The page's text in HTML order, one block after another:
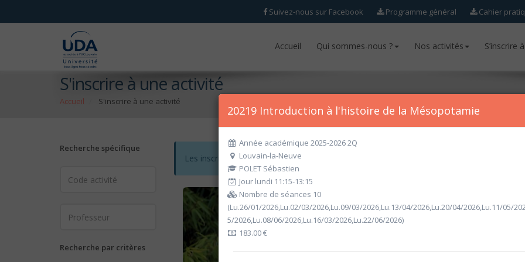
Suivez-nous sur Facebook Programme général Cahier
Accueil Qui sommes-nous ? Nos activités S’inscrire
Accueil Qui sommes-nous ? Nos activités S’inscrire
S'inscrire à une activité
Accueil S'inscrire à une activité
Recherche spécifique
Recherche par critères
Les inscriptions pour l'année académique 2026-2027 seront ouvertes
20219 Introduction à l'histoire de la Mésopotamie
Année académique 2025-2026 2Q
Louvain-la-Neuve
POLET Sébastien
Jour lundi 11:15-13:15
Nombre de séances 10
(Lu.26/01/2026,Lu.02/03/2026,Lu.09/03/2026,Lu.13/04/2026,Lu.20/04/2026,Lu.11/05/
5/2026,Lu.08/06/2026,Lu.16/03/2026,Lu.22/06/2026)
183.00 €